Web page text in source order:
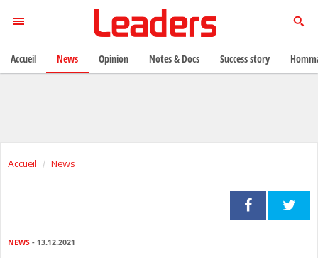
Accueil News
NEWS - 13.12.2021
Accueil News Opinion Notes & Docs Success story